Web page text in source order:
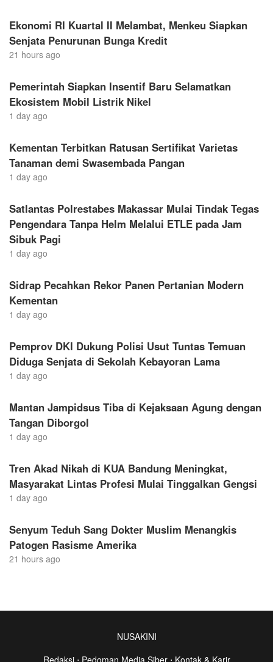
Ekonomi RI Kuartal II Melambat, Menkeu Siapkan
Senjata Penurunan Bunga Kredit
21 hours ago
Pemerintah Siapkan Insentif Baru Selamatkan
Ekosistem Mobil Listrik Nikel
1 day ago
Kementan Terbitkan Ratusan Sertifikat Varietas
Tanaman demi Swasembada Pangan
1 day ago
Satlantas Polrestabes Makassar Mulai Tindak Tegas
Pengendara Tanpa Helm Melalui ETLE pada Jam
Sibuk Pagi
1 day ago
Sidrap Pecahkan Rekor Panen Pertanian Modern
Kementan
1 day ago
Pemprov DKI Dukung Polisi Usut Tuntas Temuan
Diduga Senjata di Sekolah Kebayoran Lama
1 day ago
Mantan Jampidsus Tiba di Kejaksaan Agung dengan
Tangan Diborgol
1 day ago
Tren Akad Nikah di KUA Bandung Meningkat,
Masyarakat Lintas Profesi Mulai Tinggalkan Gengsi
1 day ago
Senyum Teduh Sang Dokter Muslim Menangkis
Patogen Rasisme Amerika
21 hours ago
NUSAKINI
Redaksi⋅ Pedoman Media Siber⋅ Kontak & Karir